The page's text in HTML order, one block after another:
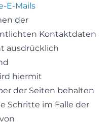
E-Mails
der
Kontaktdaten
ausdrücklich
hiermit
der Seiten behalten
Schritte im Falle der